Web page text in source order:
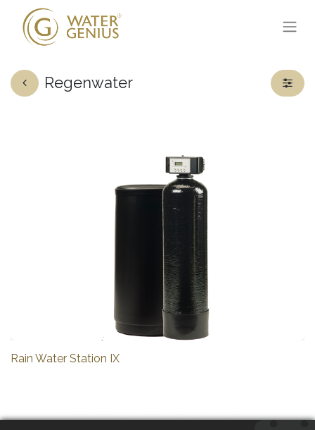
Regenwater
Rain Water Station IX